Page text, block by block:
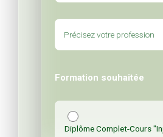
Formation souhaitée
Diplôme Complet-Cours